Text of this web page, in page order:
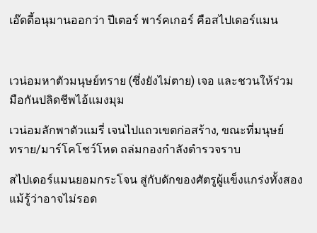
เอ๊ดดี้อนุมานออกว่า ปีเตอร์ พาร์คเกอร์ คือสไปเดอร์แมน
เวน่อมหาตัวมนุษย์ทราย (ซึ่งยังไม่ตาย) เจอ และชวนให้ร่วม
มือกันปลิดชีพไอ้แมงมุม
เวน่อมลักพาตัวแมรี่ เจนไปแถวเขตก่อสร้าง, ขณะที่มนุษย์
ทราย/มาร์โคโชว์โหด ถล่มกองกำลังตำรวจราบ
สไปเดอร์แมนยอมกระโจน สู่กับดักของศัตรูผู้แข็งแกร่งทั้งสอง
แม้รู้ว่าอาจไม่รอด